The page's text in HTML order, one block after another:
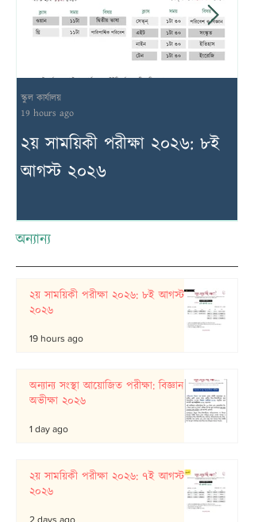
২য় সাময়িকী পরীক্ষা ২০২৬: ৮ই
আগস্ট ২০২৬
স্কুল কার্যালয়
19 hours ago
অন্যান্য
২য় সাময়িকী পরীক্ষা ২০২৬: ৮ই আগস্ট
২০২৬
19 hours ago
অন্যান্য সংস্থা আয়োজিত পরীক্ষা: বিজ্ঞান
অভীক্ষা ২০২৬
1 day ago
২য় সাময়িকী পরীক্ষা ২০২৬: ৭ই আগস্ট
২০২৬
2 days ago